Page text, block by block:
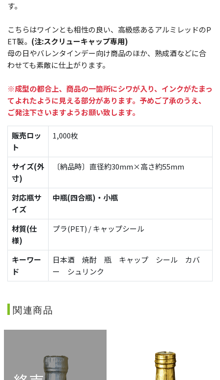
す。
こちらはワインとも相性の良い、高級感あるアルミレッドのP
ET製。 (注:スクリューキャップ専用)
母の日やバレンタインデー向け商品のほか、熟成酒などに合
わせても素敵に仕上がります。
※成型の都合上、商品の一箇所にシワが入り、インクがたまっ
てよれたように見える部分があります。予めご了承のうえ、
ご発注下さいますようお願い致します。
販売ロッ
ト
1,000枚
サイズ(外
寸)
〔納品時〕直径約30mm×高さ約55mm
対応瓶サ
イズ
中瓶(四合瓶)・小瓶
材質(仕
様)
プラ(PET) / キャップシール
キーワー
ド
日本酒 焼酎 瓶 キャップ シール カバ
ー シュリンク
関連商品